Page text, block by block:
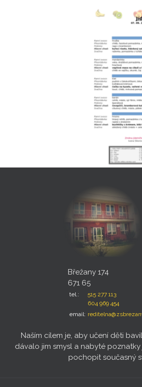
Břežany 174
671 65
tel.:
515 277 113
604 969 454
email:
Naším cílem je, aby učení děti
dávalo jim smysl a nabyté
pochopit současný